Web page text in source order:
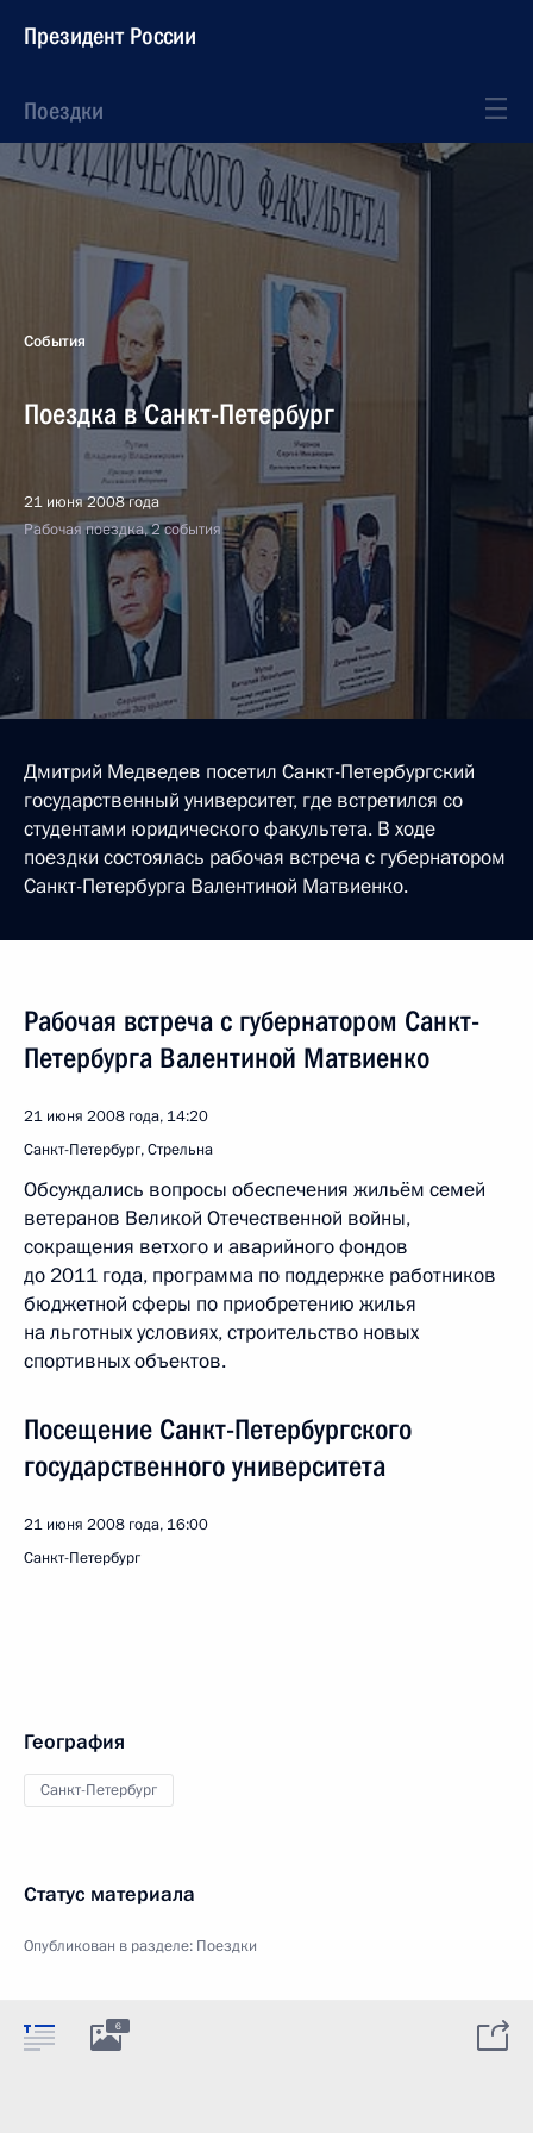
Президент России
Поездки
События
Поездка в Санкт-Петербург
21 июня 2008 года
Рабочая поездка, 2 события
Дмитрий Медведев посетил Санкт-Петербургский
государственный университет, где встретился со
студентами юридического факультета. В ходе
поездки состоялась рабочая встреча с губернатором
Санкт-Петербурга Валентиной Матвиенко.
Рабочая встреча с губернатором Санкт-
Петербурга Валентиной Матвиенко
21 июня 2008 года, 14:20
Санкт-Петербург, Стрельна
Обсуждались вопросы обеспечения жильём семей
ветеранов Великой Отечественной войны,
сокращения ветхого и аварийного фондов
до 2011 года, программа по поддержке работников
бюджетной сферы по приобретению жилья
на льготных условиях, строительство новых
спортивных объектов.
Посещение Санкт-Петербургского
государственного университета
21 июня 2008 года, 16:00
Санкт-Петербург
География
Санкт-Петербург
Статус материала
Опубликован в разделе: Поездки
6